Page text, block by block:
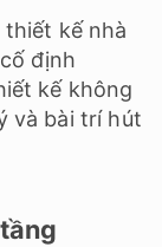
thiết kế nhà
định
kế không
và bài trí hút